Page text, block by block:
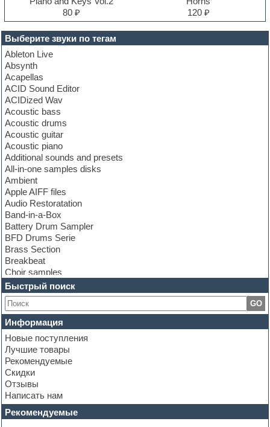
Выберите звуки по тегам
Ableton Live
Absynth
Acapellas
ACID Sound Editor
ACIDized Wav
Acoustic bass
Acoustic drums
Acoustic guitar
Acoustic piano
Additional sounds and presets
All-in-one samples disks
Ambient
Apple AIFF files
Audio Restoratation
Band-in-a-Box
Battery Drum Sampler
BFD Drums Serie
Brass Section
Breakbeat
Choir samples
Chris Hein Samples
Cinematic samples
Club bass
Club leads
Club sounds
Construction kits
Convolution
Cubase
Dance drums
Dance music production tutorials
DAW
Disco samples
DJ Software
Быстрый поиск
GO
Информация
Новые поступления
Лучшие товары
Рекомендуемые
Скидки
Отзывы
Написать нам
Рекомендуемые
80 ₽
120 ₽